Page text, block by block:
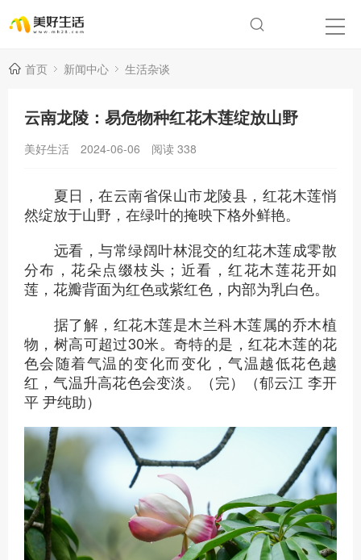
首页 新闻中心 生活杂谈
云南龙陵：易危物种红花木莲绽放山野
美好生活 2024-06-06 阅读 338
夏日，在云南省保山市龙陵县，红花木莲悄
然绽放于山野，在绿叶的掩映下格外鲜艳。
远看，与常绿阔叶林混交的红花木莲成零散
分布，花朵点缀枝头；近看，红花木莲花开如
莲，花瓣背面为红色或紫红色，内部为乳白色。
据了解，红花木莲是木兰科木莲属的乔木植
物，树高可超过30米。奇特的是，红花木莲的花
色会随着气温的变化而变化，气温越低花色越
红，气温升高花色会变淡。（完）（郁云江 李开
平 尹纯助）